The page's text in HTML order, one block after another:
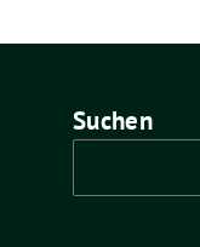
Suchen